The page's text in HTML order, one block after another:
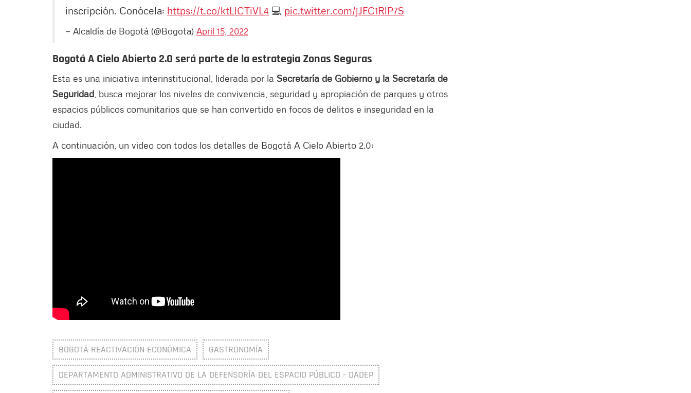
inscripción. Conócela: https://t.co/ktLlCTiVL4 💻 pic.twitter.com/jJFC1RlP7S
— Alcaldía de Bogotá (@Bogota) April 15, 2022
Bogotá A Cielo Abierto 2.0 será parte de la estrategia Zonas Seguras
Esta es una iniciativa interinstitucional, liderada por la Secretaría de Gobierno y la Secretaría de
Seguridad , busca mejorar los niveles de convivencia, seguridad y apropiación de parques y otros
espacios públicos comunitarios que se han convertido en focos de delitos e inseguridad en la
ciudad.
A continuación, un video con todos los detalles de Bogotá A Cielo Abierto 2.0:
BOGOTÁ REACTIVACIÓN ECONÓMICA GASTRONOMÍA
DEPARTAMENTO ADMINISTRATIVO DE LA DEFENSORÍA DEL ESPACIO PÚBLICO - DADEP